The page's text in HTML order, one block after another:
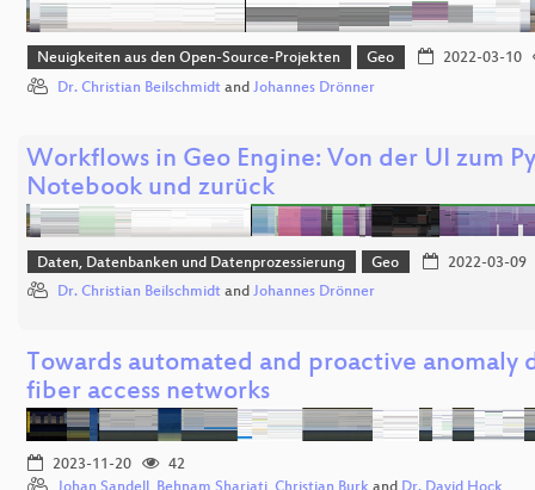
Neuigkeiten aus den Open-Source-Projekten Geo
2022-03-10
Dr. Christian Beilschmidt and Johannes Drönner
Workflows in Geo Engine: Von der UI zum
Notebook und zurück
Daten, Datenbanken und Datenprozessierung Geo
2022-03-09
Dr. Christian Beilschmidt and Johannes Drönner
Towards automated and proactive anomaly
fiber access networks
2023-11-20
42